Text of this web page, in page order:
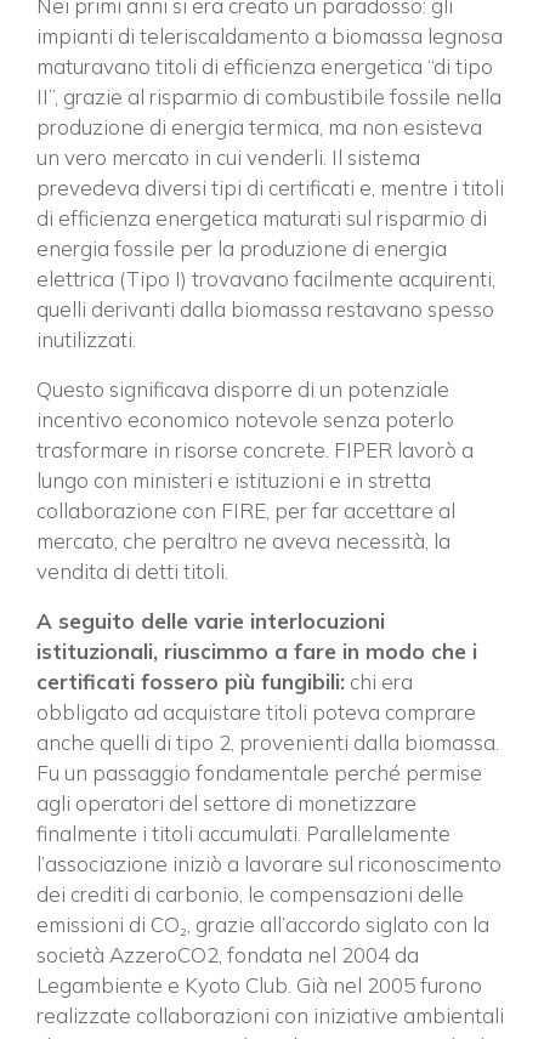
Nei primi anni si era creato un paradosso: gli
impianti di teleriscaldamento a biomassa legnosa
maturavano titoli di efficienza energetica “di tipo
II”, grazie al risparmio di combustibile fossile nella
produzione di energia termica, ma non esisteva
un vero mercato in cui venderli. Il sistema
prevedeva diversi tipi di certificati e, mentre i titoli
di efficienza energetica maturati sul risparmio di
energia fossile per la produzione di energia
elettrica (Tipo I) trovavano facilmente acquirenti,
quelli derivanti dalla biomassa restavano spesso
inutilizzati.
Questo significava disporre di un potenziale
incentivo economico notevole senza poterlo
trasformare in risorse concrete. FIPER lavorò a
lungo con ministeri e istituzioni e in stretta
collaborazione con FIRE, per far accettare al
mercato, che peraltro ne aveva necessità, la
vendita di detti titoli.
A seguito delle varie interlocuzioni
istituzionali, riuscimmo a fare in modo che i
certificati fossero più fungibili: chi era
obbligato ad acquistare titoli poteva comprare
anche quelli di tipo 2, provenienti dalla biomassa.
Fu un passaggio fondamentale perché permise
agli operatori del settore di monetizzare
finalmente i titoli accumulati. Parallelamente
l’associazione iniziò a lavorare sul riconoscimento
dei crediti di carbonio, le compensazioni delle
emissioni di CO₂, grazie all’accordo siglato con la
società AzzeroCO2, fondata nel 2004 da
Legambiente e Kyoto Club. Già nel 2005 furono
realizzate collaborazioni con iniziative ambientali